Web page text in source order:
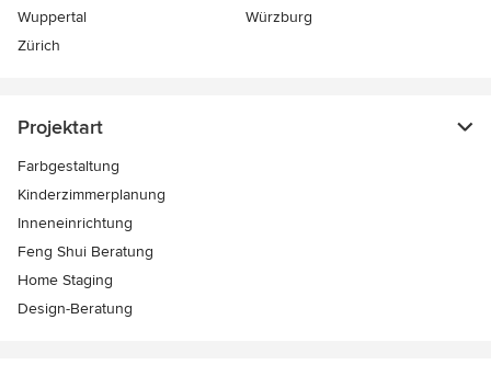
Wuppertal
Würzburg
Zürich
Projektart
Farbgestaltung
Kinderzimmerplanung
Inneneinrichtung
Feng Shui Beratung
Home Staging
Design-Beratung